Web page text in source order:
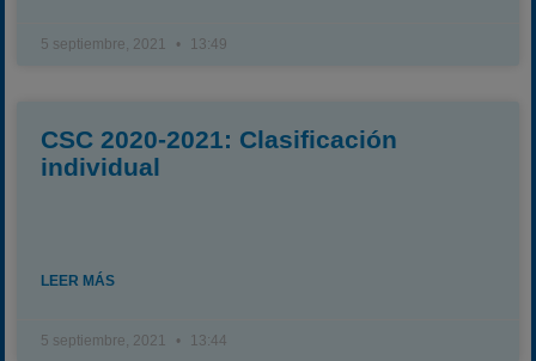
5 septiembre, 2021 13:49
CSC 2020-2021: Clasificación
individual
LEER MÁS
5 septiembre, 2021 13:44